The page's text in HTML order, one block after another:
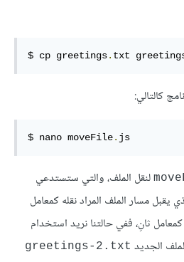
$ cp greetings. txt
كالتالي:
$ nano moveFile. js
لنقل الملف، والتي ستستدعي
يقبل مسار الملف المراد نقله كمعامل
ثانِ، ففي حالتنا نريد استخدام
الجديد ‎greetings-2.txt‎